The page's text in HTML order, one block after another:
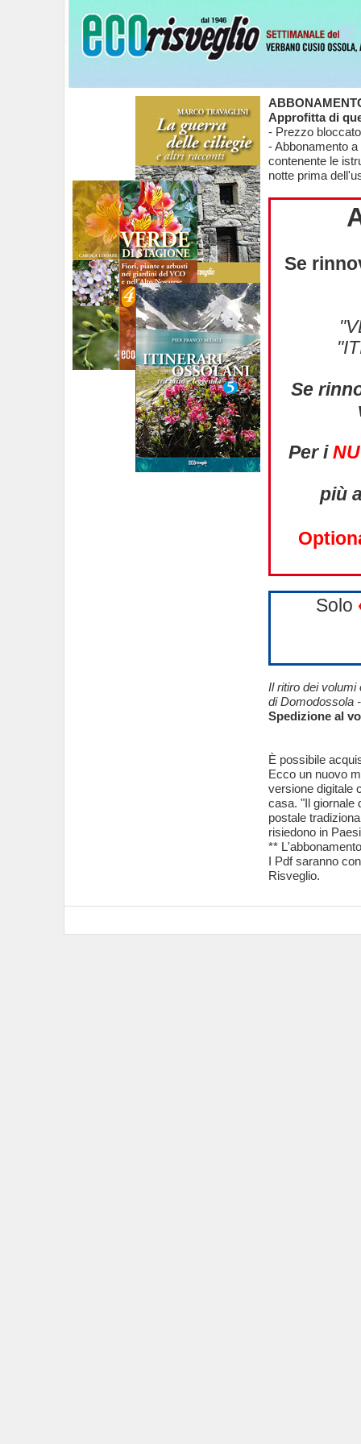
Approfitta di
- Prezzo
- Abbonamento
contenente le
notte prima
Se
Se
Per i
più
Solo
Il ritiro dei volumi
di Domodossola
Spedizione al
È possibile
Ecco un nuovo
versione digitale
casa. "Il giornale
postale
risiedono in
**
I Pdf saranno
Risveglio.